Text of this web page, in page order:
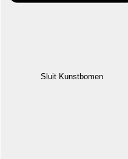
Sluit Kunstbomen